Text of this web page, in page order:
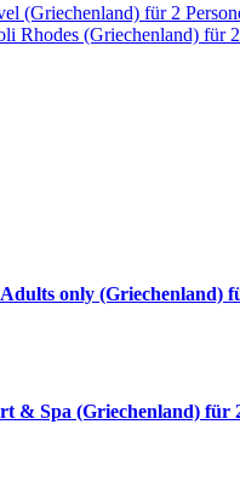
(Griechenland) für 2
Rhodes (Griechenland) für 2
only (Griechenland)
& Spa (Griechenland) für